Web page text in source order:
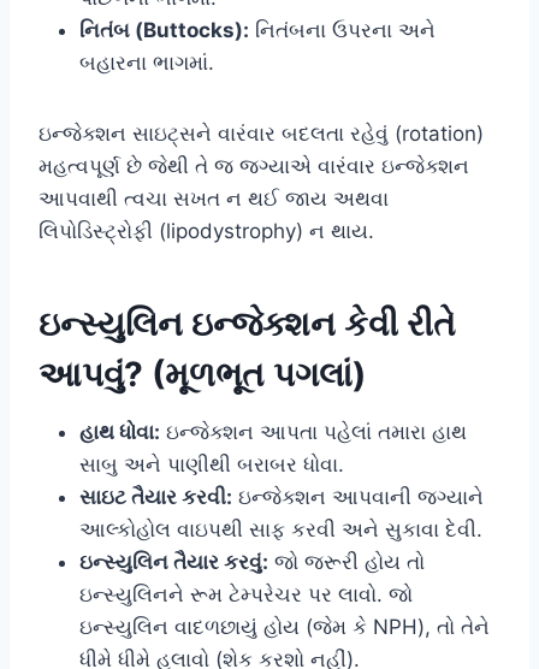
નિતંબ (Buttocks): નિતંબના ઉપરના અને
બહારના ભાગમાં.
ઇન્જેક્શન સાઇટ્સને વારંવાર બદલતા રહેવું (rotation)
મહત્વપૂર્ણ છે જેથી તે જ જગ્યાએ વારંવાર ઇન્જેક્શન
આપવાથી ત્વચા સખત ન થઈ જાય અથવા
લિપોડિસ્ટ્રોફી (lipodystrophy) ન થાય.
ઇન્સ્યુલિન ઇન્જેક્શન કેવી રીતે
આપવું? (મૂળભૂત પગલાં)
હાથ ધોવા: ઇન્જેક્શન આપતા પહેલાં તમારા હાથ
સાબુ અને પાણીથી બરાબર ધોવા.
સાઇટ તૈયાર કરવી: ઇન્જેક્શન આપવાની જગ્યાને
આલ્કોહોલ વાઇપથી સાફ કરવી અને સુકાવા દેવી.
ઇન્સ્યુલિન તૈયાર કરવું: જો જરૂરી હોય તો
ઇન્સ્યુલિનને રૂમ ટેમ્પરેચર પર લાવો. જો
ઇન્સ્યુલિન વાદળછાયું હોય (જેમ કે NPH), તો તેને
ધીમે ધીમે હલાવો (શેક કરશો નહીં).